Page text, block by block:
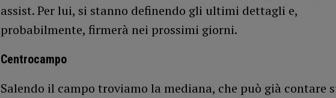
assist. Per lui, si stanno definendo gli ultimi dettagli e,
probabilmente, firmerà nei prossimi giorni.
Centrocampo
Salendo il campo troviamo la mediana, che può già contare